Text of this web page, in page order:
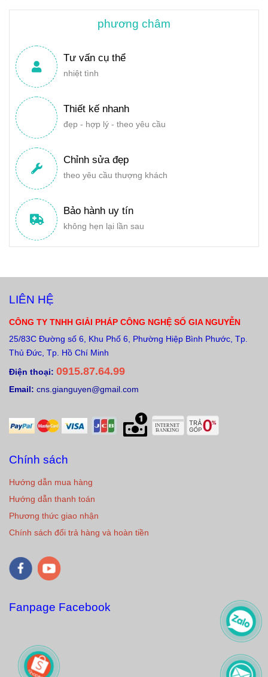
phương châm
Tư vấn cụ thể
nhiệt tình
Thiết kế nhanh
đẹp - hợp lý - theo yêu cầu
Chỉnh sửa đẹp
theo yêu cầu thượng khách
Bảo hành uy tín
không hẹn lại lần sau
LIÊN HỆ
CÔNG TY TNHH GIẢI PHÁP CÔNG NGHỆ SỐ GIA NGUYỄN
25/83C Đường số 6, Khu Phố 6, Phường Hiệp Bình Phước, Tp.
Thủ Đức, Tp. Hồ Chí Minh
Điện thoại: 0915.87.64.99
Email: cns.gianguyen@gmail.com
Chính sách
Hướng dẫn mua hàng
Hướng dẫn thanh toán
Phương thức giao nhận
Chính sách đổi trả hàng và hoàn tiền
Fanpage Facebook